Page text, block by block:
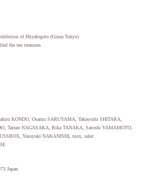
of Miyabigoto (Ginza Tokyo)
the ten treasures
KONDO, Osamu SARUYAMA, Takayoshi SHITARA,
Tarzan NAGASAKA, Rika TANAKA, Satoshi YAMAMOTO,
Yasuyuki NAKANISHI, noix, salut
Japan